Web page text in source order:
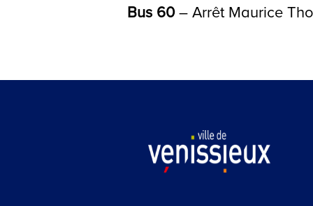
Bus 60– Arrêt Maurice